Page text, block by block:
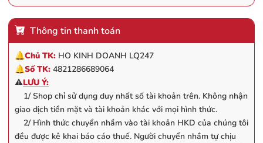
Thông tin thanh toán
🔔Chủ TK: HO KINH DOANH LQ247
🔔Số TK: 4821286689064
⚠️LƯU Ý:
1/ Shop chỉ sử dụng duy nhất số tài khoản trên. Không nhận
giao dịch tiền mặt và tài khoản khác với mọi hình thức.
2/ Hình thức chuyển nhầm vào tài khoản HKD của chúng tôi
đều được kê khai báo cáo thuế. Người chuyển nhầm tự chịu